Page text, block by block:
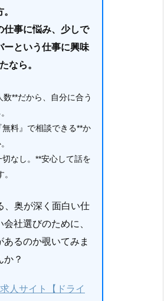
。
仕事に悩み、少しで
ーという仕事に興味
なら。
**だから、自分に合う
料』で相談できる**か
なし。**安心して話を
、奥が深く面白い仕
社選びのために、
あるのか覗いてみま
か？
人サイト【ドライ